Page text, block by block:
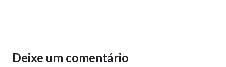
Deixe um comentário